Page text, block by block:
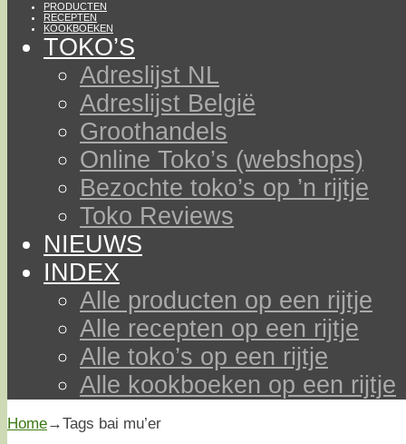
PRODUCTEN
RECEPTEN
KOOKBOEKEN
TOKO’S
Adreslijst NL
Adreslijst België
Groothandels
Online Toko’s (webshops)
Bezochte toko’s op ’n rijtje
Toko Reviews
NIEUWS
INDEX
Alle producten op een rijtje
Alle recepten op een rijtje
Alle toko’s op een rijtje
Alle kookboeken op een rijtje
Home→Tags bai mu’er